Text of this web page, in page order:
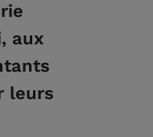
aux
leurs